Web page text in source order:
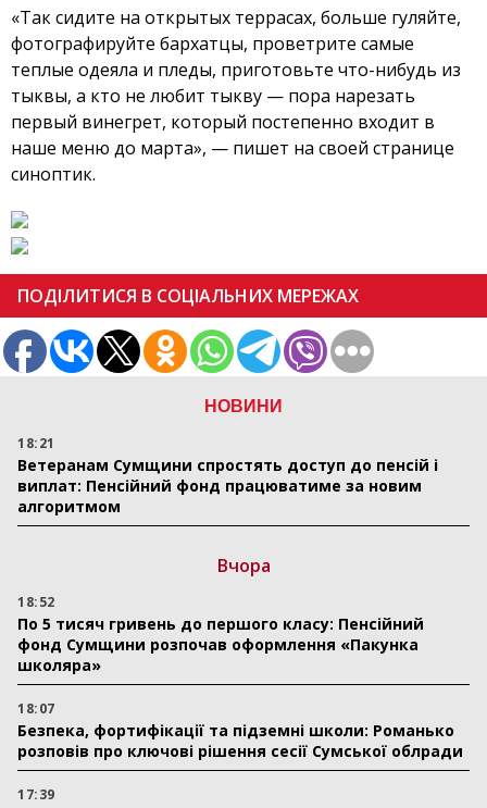
НОВИНИ
18:21
Ветеранам Сумщини спростять доступ до пенсій і
виплат: Пенсійний фонд працюватиме за новим
алгоритмом
Вчора
18:52
По 5 тисяч гривень до першого класу: Пенсійний
фонд Сумщини розпочав оформлення «Пакунка
школяра»
18:07
Безпека, фортифікації та підземні школи: Романько
розповів про ключові рішення сесії Сумської облради
17:39
«Так сидите на открытых террасах, больше гуляйте,
фотографируйте бархатцы, проветрите самые
теплые одеяла и пледы, приготовьте что-нибудь из
тыквы, а кто не любит тыкву — пора нарезать
первый винегрет, который постепенно входит в
наше меню до марта», — пишет на своей странице
синоптик.
ПОДІЛИТИСЯ В СОЦІАЛЬНИХ МЕРЕЖАХ